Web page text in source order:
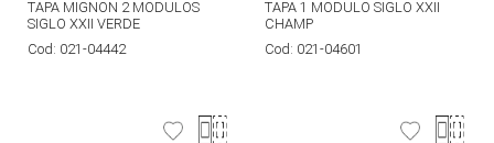
TAPA MIGNON 2 MODULOS
SIGLO XXII VERDE
Cod: 021-04442
TAPA 1 MODULO SIGLO XXII
CHAMP
Cod: 021-04601